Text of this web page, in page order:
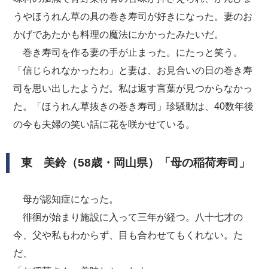
うやほうれん草の具の巻き寿司が好きになった。妻のお
かげであたかも料理の魔法にかかったみたいだ。
巻き寿司を作る妻の手が止まった。にたっと笑う。
「信じられなかったわ」と妻は、お見合いの日の巻き寿
司を思い出したようだ。私は返す言葉が見つからなかっ
た。「ほうれん草抜きの巻き寿司」珍騒動は、40数年後
の今も夫婦の笑い話に花を咲かせている。
東 美鈴（58歳・岡山県）「母の稲荷寿司」
母が認知症になった。
徘徊が始まり施設に入って三年が経つ。八十七才の
今、父や私もわからず、目も合わせてもくれない。た
だ、